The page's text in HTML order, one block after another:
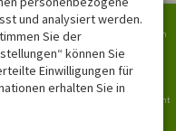
08:00-12:00
geschlossen
Bergbahn
Bergbericht
und analysiert werden.
Sie der
können Sie
Einwilligungen für
erhalten Sie in